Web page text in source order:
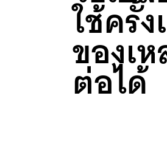
ใช้ครั้
ของเ
ต่อได้